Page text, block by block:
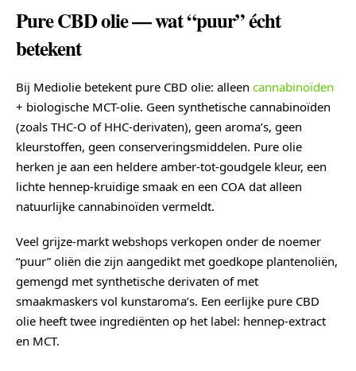
Pure CBD olie — wat “puur” écht
betekent
Bij Mediolie betekent pure CBD olie: alleen cannabinoïden
+ biologische MCT-olie. Geen synthetische cannabinoïden
(zoals THC-O of HHC-derivaten), geen aroma’s, geen
kleurstoffen, geen conserveringsmiddelen. Pure olie
herken je aan een heldere amber-tot-goudgele kleur, een
lichte hennep-kruidige smaak en een COA dat alleen
natuurlijke cannabinoïden vermeldt.
Veel grijze-markt webshops verkopen onder de noemer
“puur” oliën die zijn aangedikt met goedkope plantenoliën,
gemengd met synthetische derivaten of met
smaakmaskers vol kunstaroma’s. Een eerlijke pure CBD
olie heeft twee ingrediënten op het label: hennep-extract
en MCT.